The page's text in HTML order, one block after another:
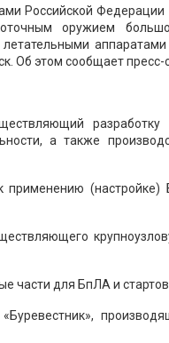
Российской Федерации
оружием
Об этом сообщает
а также
применению
части для БпЛА и